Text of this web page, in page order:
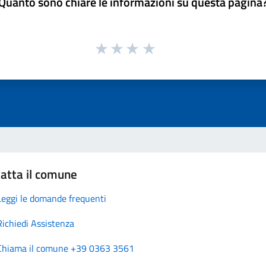
il comune
le domande frequenti
Assistenza
il comune +39 0363 3561